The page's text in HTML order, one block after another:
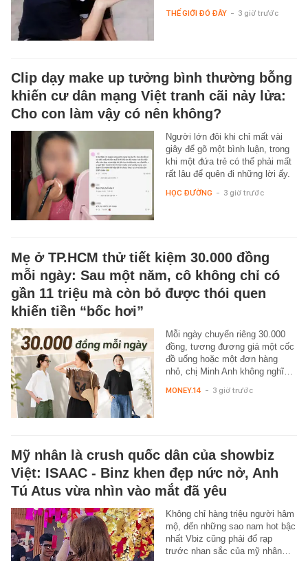
THẾ GIỚI ĐÓ ĐÂY - 3 giờ trước
Clip dạy make up tưởng bình thường bỗng
khiến cư dân mạng Việt tranh cãi nảy lửa:
Cho con làm vậy có nên không?
Người lớn đôi khi chỉ mất vài
giây để gõ một bình luận, trong
khi một đứa trẻ có thể phải mất
rất lâu để quên đi những lời ấy.
HỌC ĐƯỜNG - 3 giờ trước
Mẹ ở TP.HCM thử tiết kiệm 30.000 đồng
mỗi ngày: Sau một năm, cô không chỉ có
gần 11 triệu mà còn bỏ được thói quen
khiến tiền “bốc hơi”
Mỗi ngày chuyển riêng 30.000
đồng, tương đương giá một cốc
đồ uống hoặc một đơn hàng
nhỏ, chị Minh Anh không nghĩ…
MONEY.14 - 3 giờ trước
Mỹ nhân là crush quốc dân của showbiz
Việt: ISAAC - Binz khen đẹp nức nở, Anh
Tú Atus vừa nhìn vào mắt đã yêu
Không chỉ hàng triệu người hâm
mộ, đến những sao nam hot bậc
nhất Vbiz cũng phải đổ rạp
trước nhan sắc của mỹ nhân…